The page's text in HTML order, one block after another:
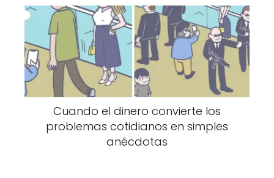
agua podría estar contribuyendo al
problema.
Aunque factores como el clima, la edad o el
uso de ciertos productos también influyen,
una hidratación adecuada ayuda a que la
piel conserve mejor su función protectora y su
apariencia natural.
Cuando el dinero convierte los
problemas cotidianos en simples
anécdotas